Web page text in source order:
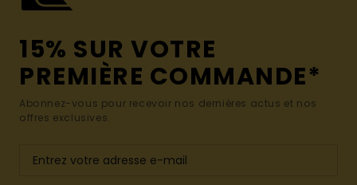
15% SUR VOTRE
PREMIÈRE COMMANDE*
Abonnez-vous pour recevoir nos dernières actus et nos
offres exclusives.